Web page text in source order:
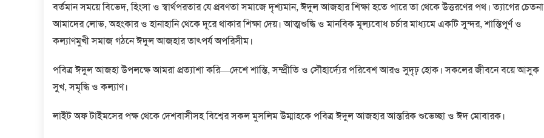
বর্তমান সময়ে বিভেদ, হিংসা ও স্বার্থপরতার যে প্রবণতা সমাজে দৃশ্যমান, ঈদুল আজহার শিক্ষা হতে পারে তা থেকে উত্তরণের পথ। ত্যাগের চেতনা
আমাদের লোভ, অহংকার ও হানাহানি থেকে দূরে থাকার শিক্ষা দেয়। আত্মশুদ্ধি ও মানবিক মূল্যবোধ চর্চার মাধ্যমে একটি সুন্দর, শান্তিপূর্ণ ও
কল্যাণমুখী সমাজ গঠনে ঈদুল আজহার তাৎপর্য অপরিসীম।
পবিত্র ঈদুল আজহা উপলক্ষে আমরা প্রত্যাশা করি—দেশে শান্তি, সম্প্রীতি ও সৌহার্দ্যের পরিবেশ আরও সুদৃঢ় হোক। সকলের জীবনে বয়ে আসুক
সুখ, সমৃদ্ধি ও কল্যাণ।
লাইট অফ টাইমসের পক্ষ থেকে দেশবাসীসহ বিশ্বের সকল মুসলিম উম্মাহকে পবিত্র ঈদুল আজহার আন্তরিক শুভেচ্ছা ও ঈদ মোবারক।